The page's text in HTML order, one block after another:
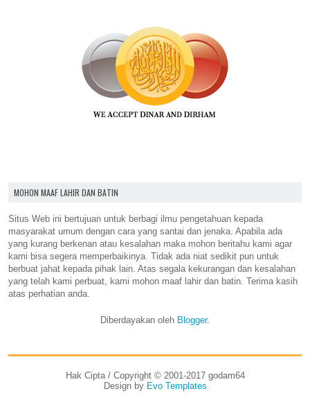
MOHON MAAF LAHIR DAN BATIN
Situs Web ini bertujuan untuk berbagi ilmu pengetahuan kepada
masyarakat umum dengan cara yang santai dan jenaka. Apabila ada
yang kurang berkenan atau kesalahan maka mohon beritahu kami agar
kami bisa segera memperbaikinya. Tidak ada niat sedikit pun untuk
berbuat jahat kepada pihak lain. Atas segala kekurangan dan kesalahan
yang telah kami perbuat, kami mohon maaf lahir dan batin. Terima kasih
atas perhatian anda.
Diberdayakan oleh Blogger.
Hak Cipta / Copyright © 2001-2017 godam64
Design by Evo Templates